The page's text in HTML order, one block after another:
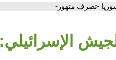
-تصرف متهور-
الإسرائيلي: